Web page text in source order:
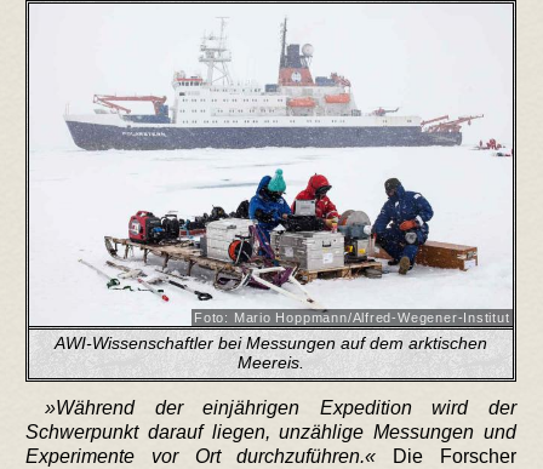
Foto: Mario Hoppmann/Alfred-Wegener-Institut
AWI-Wissenschaftler bei Messungen auf dem arktischen
Meereis.
Während der einjährigen Expedition wird der
Schwerpunkt darauf liegen, unzählige Messungen und
Experimente vor Ort durchzuführen.
Die Forscher